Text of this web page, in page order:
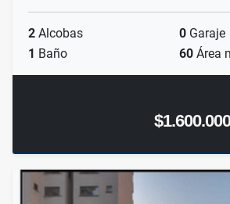
2 Alcobas 0 Garaje
1 Baño 60 Área
$1.600.000